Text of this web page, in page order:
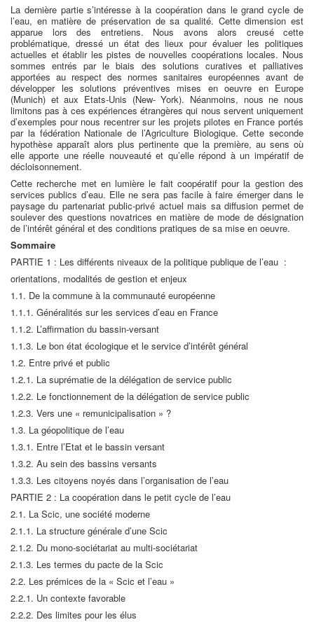
La dernière partie s’intéresse à la coopération dans le grand cycle de
l’eau, en matière de préservation de sa qualité. Cette dimension est
apparue lors des entretiens. Nous avons alors creusé cette
problématique, dressé un état des lieux pour évaluer les politiques
actuelles et établir les pistes de nouvelles coopérations locales. Nous
sommes entrés par le biais des solutions curatives et palliatives
apportées au respect des normes sanitaires européennes avant de
développer les solutions préventives mises en oeuvre en Europe
(Munich) et aux Etats-Unis (New- York). Néanmoins, nous ne nous
limitons pas à ces expériences étrangères qui nous servent uniquement
d’exemples pour nous recentrer sur les projets pilotes en France portés
par la fédération Nationale de l’Agriculture Biologique. Cette seconde
hypothèse apparaît alors plus pertinente que la première, au sens où
elle apporte une réelle nouveauté et qu’elle répond à un impératif de
décloisonnement.
Cette recherche met en lumière le fait coopératif pour la gestion des
services publics d’eau. Elle ne sera pas facile à faire émerger dans le
paysage du partenariat public-privé actuel mais sa diffusion permet de
soulever des questions novatrices en matière de mode de désignation
de l’intérêt général et des conditions pratiques de sa mise en oeuvre.
Sommaire
PARTIE 1 : Les différents niveaux de la politique publique de l’eau :
orientations, modalités de gestion et enjeux
1.1. De la commune à la communauté européenne
1.1.1. Généralités sur les services d’eau en France
1.1.2. L’affirmation du bassin-versant
1.1.3. Le bon état écologique et le service d’intérêt général
1.2. Entre privé et public
1.2.1. La suprématie de la délégation de service public
1.2.2. Le fonctionnement de la délégation de service public
1.2.3. Vers une « remunicipalisation » ?
1.3. La géopolitique de l’eau
1.3.1. Entre l’Etat et le bassin versant
1.3.2. Au sein des bassins versants
1.3.3. Les citoyens noyés dans l’organisation de l’eau
PARTIE 2 : La coopération dans le petit cycle de l’eau
2.1. La Scic, une société moderne
2.1.1. La structure générale d’une Scic
2.1.2. Du mono-sociétariat au multi-sociétariat
2.1.3. Les termes du pacte de la Scic
2.2. Les prémices de la « Scic et l’eau »
2.2.1. Un contexte favorable
2.2.2. Des limites pour les élus